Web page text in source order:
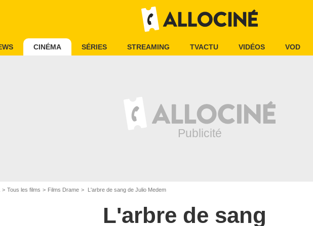
CINÉMA SÉRIES STREAMING TVACTU VIDÉOS VOD
Tous les films Films Drame L'arbre de sang de Julio Medem
L'arbre de sang